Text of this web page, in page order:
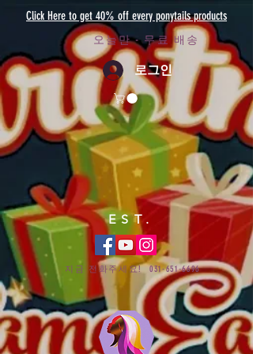
Click Here to get 40% off every ponytails products
오늘만 - 무료 배송
로그인
EST.
지금 전화주세요!031-651-6696